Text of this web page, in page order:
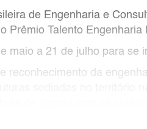
de Engenharia e
Prêmio Talento Engenharia
maio a 21 de julho para se
reconhecimento da